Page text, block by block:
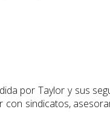
por Taylor y sus
sindicatos,